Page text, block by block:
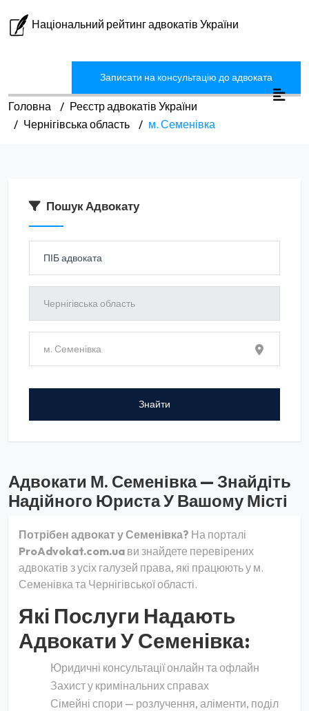
Національний рейтинг адвокатів України
Записати на консультацію до адвоката
Головна
Реєстр адвокатів України
Чернігівська область
м. Семенівка
Пошук Адвокату
Адвокати М. Семенівка — Знайдіть
Надійного Юриста У Вашому Місті
Потрібен адвокат у Семенівка? На порталі
ProAdvokat.com.ua ви знайдете перевірених
адвокатів з усіх галузей права, які працюють у м.
Семенівка та Чернігівської області.
Які Послуги Надають
Адвокати У Семенівка:
Юридичні консультації онлайн та офлайн
Захист у кримінальних справах
Сімейні спори — розлучення, аліменти, поділ